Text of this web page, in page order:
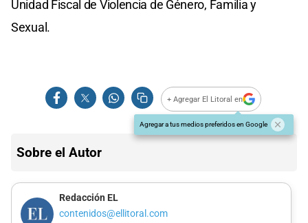
Unidad Fiscal de Violencia de Género, Familia y
Sexual.
+ Agregar El Litoral en
Agregar a tus medios preferidos en Google
Sobre el Autor
Redacción EL
contenidos@ellitoral.com